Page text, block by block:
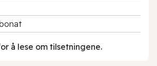
å lese om tilsetningene.